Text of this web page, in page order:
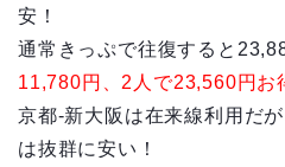
安！
通常きっぷで往復すると
11,780円、2人で23,560円お
京都-新大阪は在来線利用だ
は抜群に安い！